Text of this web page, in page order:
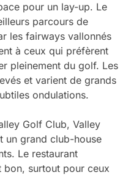
pour un lay-up. Le
parcours de
les fairways vallonnés
à ceux qui préfèrent
pleinement du golf. Les
et varient de grands
ondulations.
Golf Club, Valley
un grand club-house
Le restaurant
bon, surtout pour ceux